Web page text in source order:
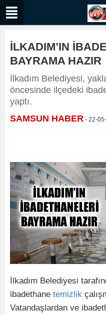
İLKADIM’IN
BAYRAMA HAZIR
İlkadım Belediyesi,
öncesinde ilçedeki
yaptı.
SAMSUN HABER - 22-
İlkadım Belediyesi
ibadethane temizlik
Vatandaşlardan ve